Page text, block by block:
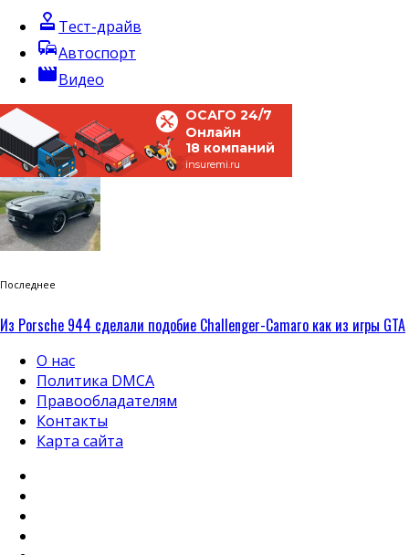
approval Тест-драйв
commuteАвтоспорт
movieВидео
ОСАГО 24/7
Онлайн
18 компаний
insuremi.ru
Последнее
Из Porsche 944 сделали подобие Challenger-Camaro как из игры GTA
О нас
Политика DMCA
Правообладателям
Контакты
Карта сайта